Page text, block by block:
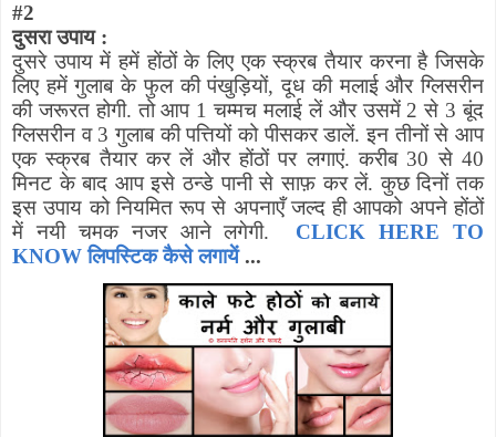
#2
दुसरा उपाय :
दुसरे उपाय में हमें होंठों के लिए एक स्क्रब तैयार करना है जिसके
लिए हमें गुलाब के फुल की पंखुड़ियों,दूध की मलाई और ग्लिसरीन
की जरूरत होगी. तो आप 1 चम्मच मलाई लें और उसमें 2 से 3 बूंद
ग्लिसरीन व 3 गुलाब की पत्तियों को पीसकर डालें. इन तीनों से आप
एक स्क्रब तैयार कर लें और होंठों पर लगाएं. करीब 30 से 40
मिनट के बाद आप इसे ठन्डे पानी से साफ़ कर लें. कुछ दिनों तक
इस उपाय को नियमित रूप से अपनाएँ जल्द ही आपको अपने होंठों
में नयी चमक नजर आने लगेगी. CLICK HERE TO
KNOW लिपस्टिक कैसे लगायें...